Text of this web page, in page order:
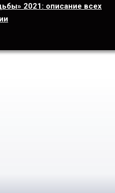
2021: описание всех